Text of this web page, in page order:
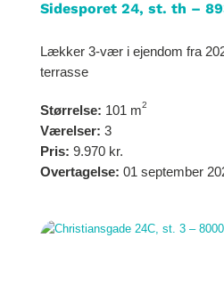
Sidesporet 24, st. th –
Lækker 3-vær i ejendom fra
terrasse
Størrelse: 101 m2
Værelser: 3
Pris: 9.970 kr.
Overtagelse: 01 september